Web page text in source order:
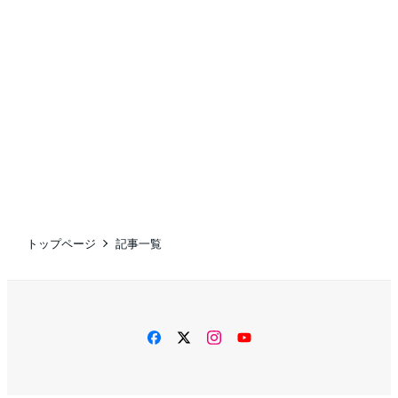
トップページ 記事一覧
facebooktwitterinstagram
YouTube